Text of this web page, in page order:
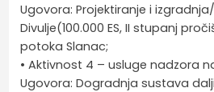
Ugovora: Projektiranje i
Divulje(100.000 ES, II stupanj
potoka Slanac;
• Aktivnost 4 – usluge nadzora
Ugovora: Dogradnja sustava